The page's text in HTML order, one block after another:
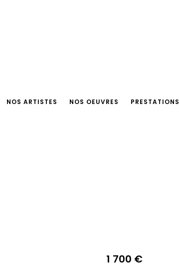
NOS ARTISTES NOS OEUVRES PRESTATIONS
1 700 €